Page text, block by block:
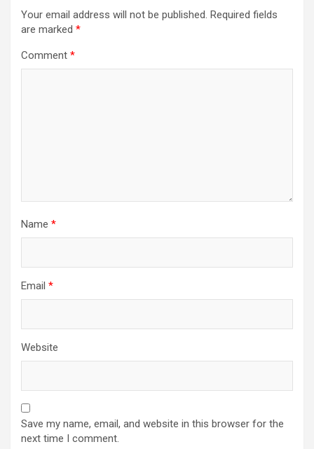
Your email address will not be published. Required fields
are marked *
Comment *
Name *
Email *
Website
Save my name, email, and website in this browser for the
next time I comment.